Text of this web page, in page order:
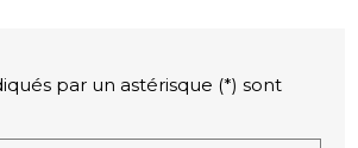
par un astérisque (*) sont